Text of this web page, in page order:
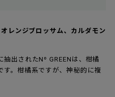
レンジブロッサム、カルダモン
出されたNº GREENは、柑橘
す。柑橘系ですが、神秘的に複